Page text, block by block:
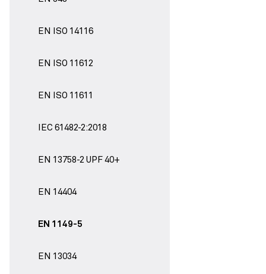
EN ISO 14116
EN ISO 11612
EN ISO 11611
IEC 61482-2:2018
EN 13758-2 UPF 40+
EN 14404
EN 1149-5
EN 13034